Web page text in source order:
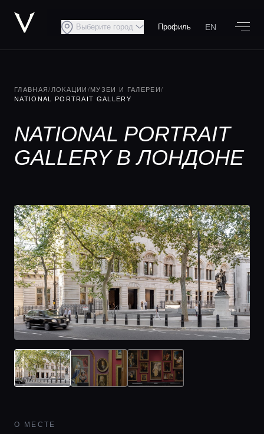
Выберите город Профиль EN
ГЛАВНАЯ/ ЛОКАЦИИ /МУЗЕИ И ГАЛЕРЕИ/
NATIONAL PORTRAIT GALLERY
NATIONAL PORTRAIT
GALLERY В ЛОНДОНЕ
О МЕСТЕ